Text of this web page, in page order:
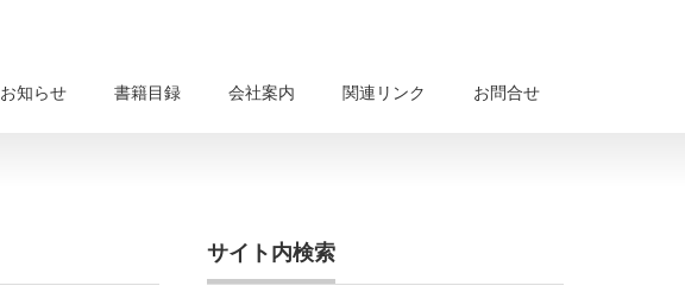
お知らせ 書籍目録 会社案内 関連リンク お問合せ
サイト内検索